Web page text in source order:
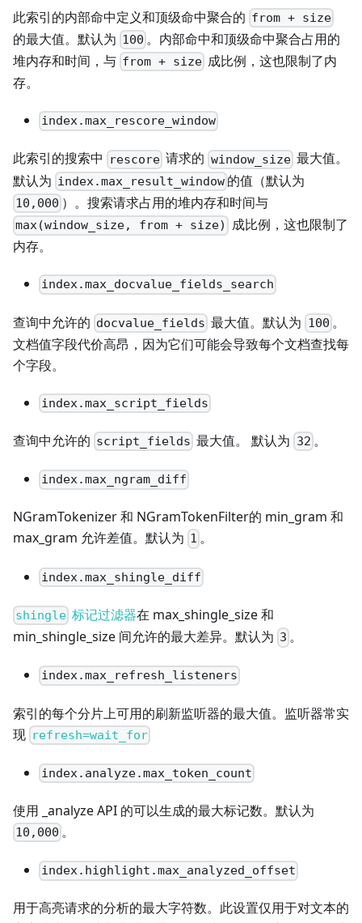
此索引的内部命中定义和顶级命中聚合的 from + size
的最大值。默认为 100 。内部命中和顶级命中聚合占用的
堆内存和时间，与 from + size 成比例，这也限制了内
存。
index.max_rescore_window
此索引的搜索中 rescore 请求的 window_size最大值。
默认为 index.max_result_window 的值（默认为
10,000 ）。搜索请求占用的堆内存和时间与
max(window_size, from + size)
成比例，这也限制了
内存。
index.max_docvalue_fields_search
查询中允许的 docvalue_fields 最大值。默认为 100 。
文档值字段代价高昂，因为它们可能会导致每个文档查找每
个字段。
index.max_script_fields
查询中允许的 script_fields 最大值。 默认为 32 。
index.max_ngram_diff
NGramTokenizer 和 NGramTokenFilter的 min_gram 和
max_gram 允许差值。默认为 1 。
index.max_shingle_diff
shingle 标记过滤器在 max_shingle_size 和
min_shingle_size 间允许的最大差异。默认为 3 。
index.max_refresh_listeners
索引的每个分片上可用的刷新监听器的最大值。监听器常实
现 refresh=wait_for
index.analyze.max_token_count
使用 _analyze API 的可以生成的最大标记数。默认为
10,000 。
index.highlight.max_analyzed_offset
用于高亮请求的分析的最大字符数。此设置仅用于对文本的